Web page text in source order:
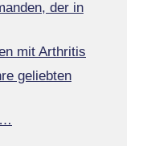
der in
mit Arthritis
geliebten